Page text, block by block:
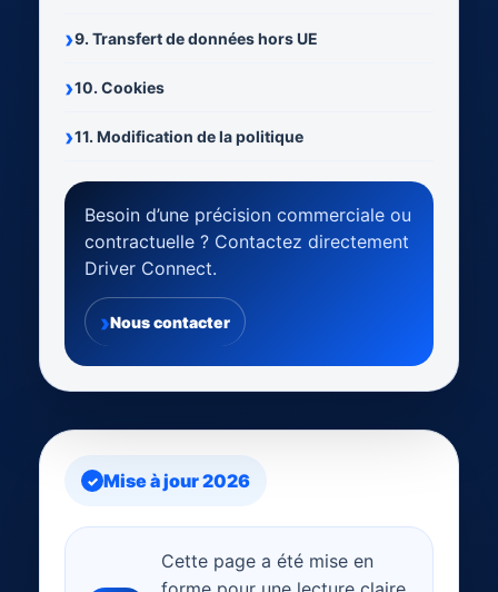
9. Transfert de données hors UE
10. Cookies
11. Modification de la politique
Besoin d’une précision commerciale ou
contractuelle ? Contactez directement
Driver Connect.
Nous contacter
Mise à jour 2026
Cette page a été mise en